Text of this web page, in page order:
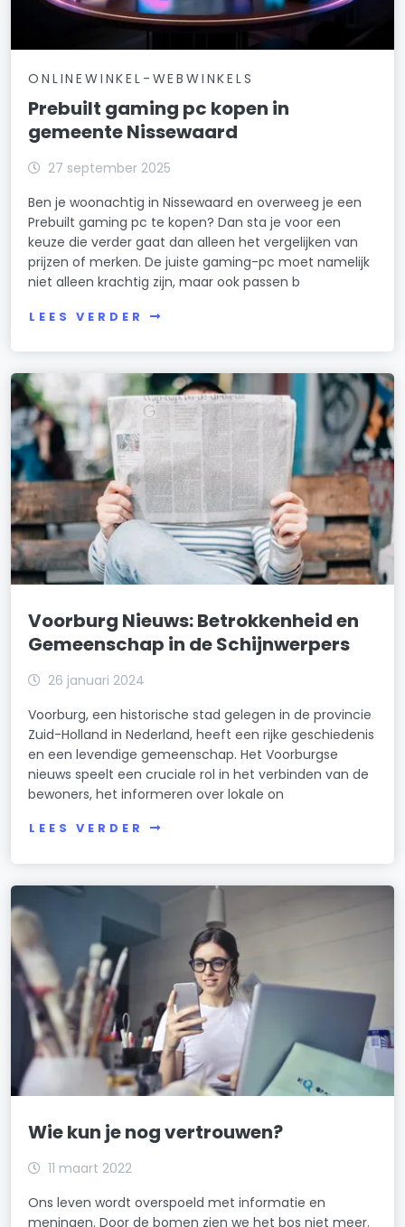
ONLINEWINKEL-WEBWINKELS
Prebuilt gaming pc kopen in
gemeente Nissewaard
27 september 2025
Ben je woonachtig in Nissewaard en overweeg je een
Prebuilt gaming pc te kopen? Dan sta je voor een
keuze die verder gaat dan alleen het vergelijken van
prijzen of merken. De juiste gaming-pc moet namelijk
niet alleen krachtig zijn, maar ook passen b
LEES VERDER
Voorburg Nieuws: Betrokkenheid en
Gemeenschap in de Schijnwerpers
26 januari 2024
Voorburg, een historische stad gelegen in de provincie
Zuid-Holland in Nederland, heeft een rijke geschiedenis
en een levendige gemeenschap. Het Voorburgse
nieuws speelt een cruciale rol in het verbinden van de
bewoners, het informeren over lokale on
LEES VERDER
Wie kun je nog vertrouwen?
11 maart 2022
Ons leven wordt overspoeld met informatie en
meningen. Door de bomen zien we het bos niet meer.